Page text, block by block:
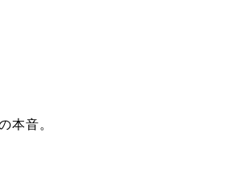
本音。